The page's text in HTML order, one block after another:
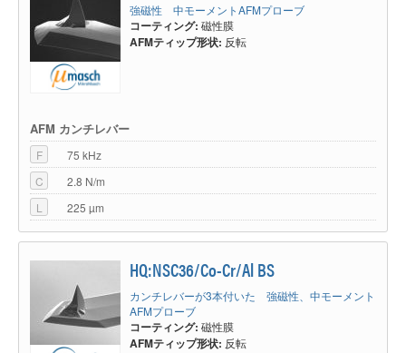
強磁性 中モーメントAFMプローブ
コーティング: 磁性膜
AFMティップ形状: 反転
AFM カンチレバー
F
75 kHz
C
2.8 N/m
L
225 µm
HQ:NSC36/Co-Cr/Al BS
カンチレバーが3本付いた 強磁性、中モーメント
AFMプローブ
コーティング: 磁性膜
AFMティップ形状: 反転